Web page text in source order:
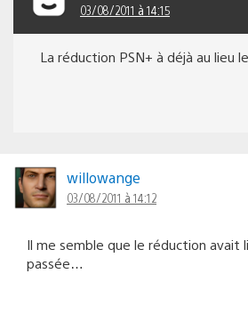
03/08/2011 à 14:15
La réduction PSN+ à déjà au lieu
willowange
03/08/2011 à 14:12
Il me semble que le réduction avait
passée…